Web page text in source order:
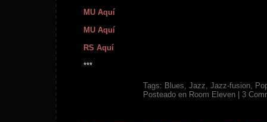
MU Aquí
MU Aquí
RS Aquí
***
Tags: Blues, Jazz, Jazz-fusion,
Posteado en Room Eleven| 3